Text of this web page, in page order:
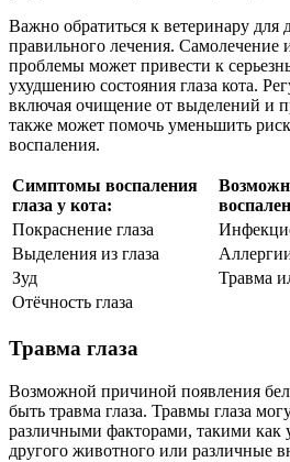
Важно обратиться к ветеринару для
правильного лечения. Самолечение
проблемы может привести к
ухудшению состояния глаза кота.
включая очищение от выделений и
также может помочь уменьшить
воспаления.
Симптомы воспаления
глаза у кота:
Покраснение глаза
Выделения из глаза
Зуд
Травма
Отёчность глаза
Травма глаза
Возможной причиной появления
быть травма глаза. Травмы глаза
различными факторами, такими как
другого животного или различные